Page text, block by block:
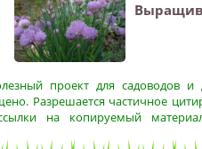
проект для садоводов и
Разрешается частичное
на копируемый